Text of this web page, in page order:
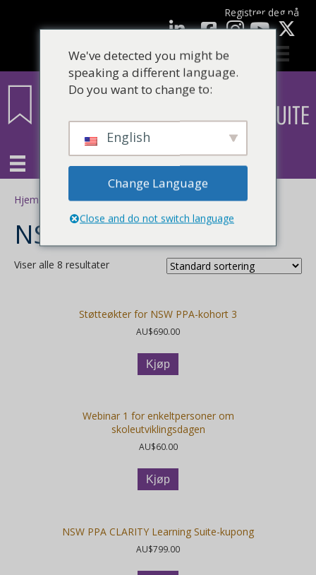
Registrer deg nå
LinkedInFacebook YouTube
Hjem / NSW PPA
NSW PPA
Viser alle 8 resultater
Støtteøkter for NSW PPA-kohort 3
AU$690.00
Kjøp
Webinar 1 for enkeltpersoner om
skoleutviklingsdagen
AU$60.00
Kjøp
NSW PPA CLARITY Learning Suite-kupong
AU$799.00
We've detected you might be
speaking a different language.
Do you want to change to:
English
Change Language
Close and do not switch language